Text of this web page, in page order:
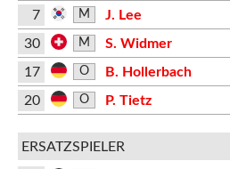
7
M J. Lee
30 M
S. Widmer
17
O B. Hollerbach
20 O P. Tietz
ERSATZSPIELER